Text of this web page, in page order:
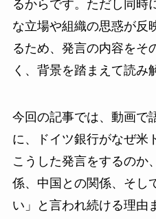
るからです。ただし同時
な立場や組織の思惑が反
るため、発言の内容をそ
く、背景を踏まえて読み
今回の記事では、動画で
に、ドイツ銀行がなぜ米
こうした発言をするのか
係、中国との関係、そし
い」と言われ続ける理由